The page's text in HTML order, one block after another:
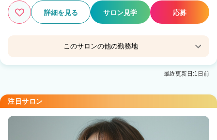
詳細を見る サロン見学 応募
このサロンの他の勤務地
Agu hair rogue 四条烏丸店
Agu hair girl 京都駅前
Agu hair road 西院
最終更新日:1日前
注目サロン